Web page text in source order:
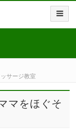
サージ教室
マをほぐそ